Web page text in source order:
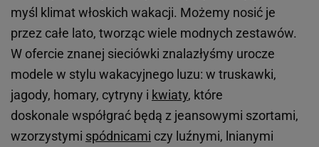
myśl klimat włoskich wakacji. Możemy nosić je
przez całe lato, tworząc wiele modnych zestawów.
W ofercie znanej sieciówki znalazłyśmy urocze
modele w stylu wakacyjnego luzu: w truskawki,
jagody, homary, cytryny i kwiaty, które
doskonale współgrać będą z jeansowymi szortami,
wzorzystymi spódnicami czy luźnymi, lnianymi